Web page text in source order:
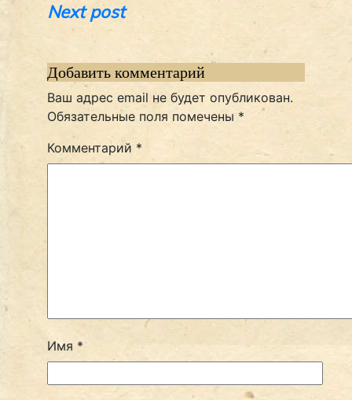
по
записям
Next post
Добавить комментарий
Ваш адрес email не будет опубликован.
Обязательные поля помечены *
Комментарий *
Имя *